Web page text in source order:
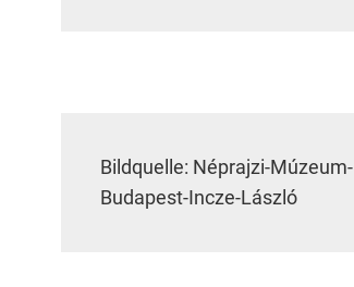
Bildquelle: Néprajzi-Múzeum-
Budapest-Incze-László